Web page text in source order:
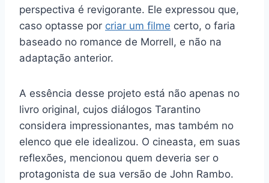
perspectiva é revigorante. Ele expressou que,
caso optasse por criar um filme certo, o faria
baseado no romance de Morrell, e não na
adaptação anterior.
A essência desse projeto está não apenas no
livro original, cujos diálogos Tarantino
considera impressionantes, mas também no
elenco que ele idealizou. O cineasta, em suas
reflexões, mencionou quem deveria ser o
protagonista de sua versão de John Rambo.